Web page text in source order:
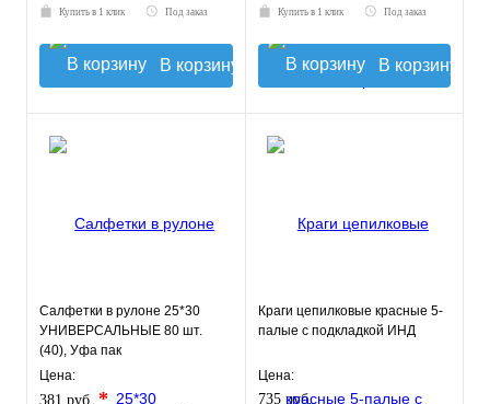
Купить в 1 клик Под заказ
В корзину
Купить в 1 клик Под заказ
В корзину
Салфетки в рулоне 25*30
УНИВЕРСАЛЬНЫЕ 80 шт.
(40), Уфа пак
Цена:
381 руб. *
Краги цепилковые красные 5-
палые с подкладкой ИНД
Цена:
735 руб.